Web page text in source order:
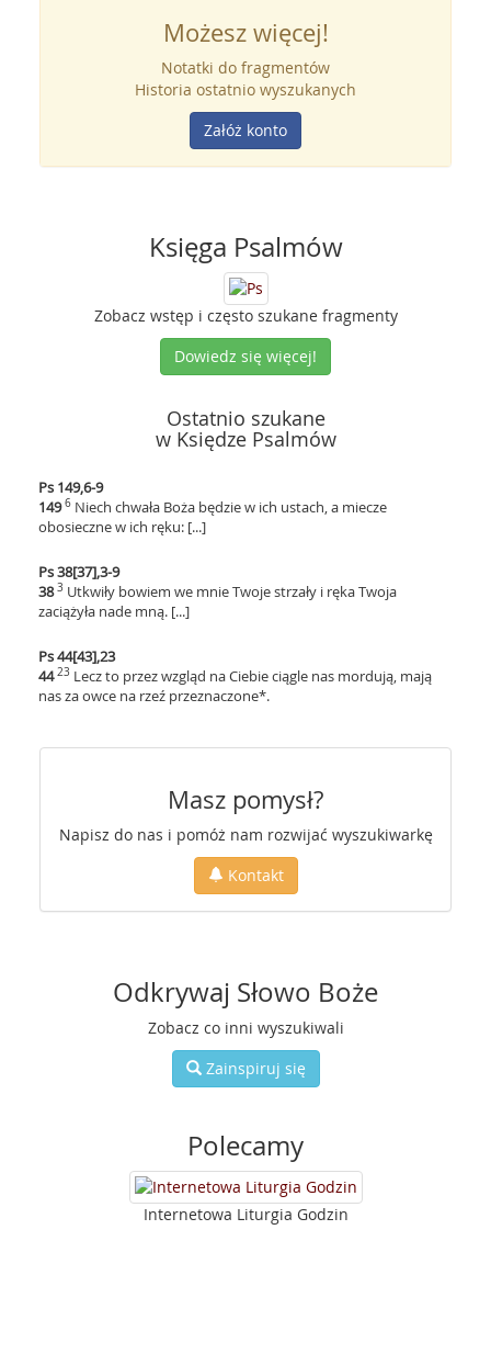
Możesz więcej!
Notatki do fragmentów
Historia ostatnio wyszukanych
Załóż konto
Księga Psalmów
Zobacz wstęp i często szukane fragmenty
Dowiedz się więcej!
Ostatnio szukane
w Księdze Psalmów
Ps 149,6-9
1496 Niech chwała Boża będzie w ich ustach, a miecze
obosieczne w ich ręku: [...]
Ps 38[37],3-9
38 3 Utkwiły bowiem we mnie Twoje strzały i ręka Twoja
zaciążyła nade mną. [...]
Ps 44[43],23
44 23 Lecz to przez wzgląd na Ciebie ciągle nas mordują, mają
nas za owce na rzeź przeznaczone*.
Masz pomysł?
Napisz do nas i pomóż nam rozwijać wyszukiwarkę
Kontakt
Odkrywaj Słowo Boże
Zobacz co inni wyszukiwali
Zainspiruj się
Polecamy
Internetowa Liturgia Godzin